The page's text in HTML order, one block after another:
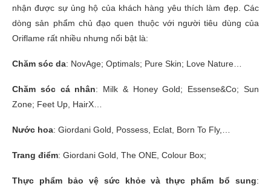
nhận được sự ủng hộ của khách hàng yêu thích làm đẹp. Các
dòng sản phẩm chủ đạo quen thuộc với người tiêu dùng của
Oriflame rất nhiều nhưng nổi bật là:
Chăm sóc da: NovAge; Optimals; Pure Skin; Love Nature…
Chăm sóc cá nhân: Milk & Honey Gold; Essense&Co; Sun
Zone; Feet Up, HairX…
Nước hoa: Giordani Gold, Possess, Eclat, Born To Fly,…
Trang điểm: Giordani Gold, The ONE, Colour Box;
Thực phẩm bảo vệ sức khỏe và thực phẩm bổ sung: